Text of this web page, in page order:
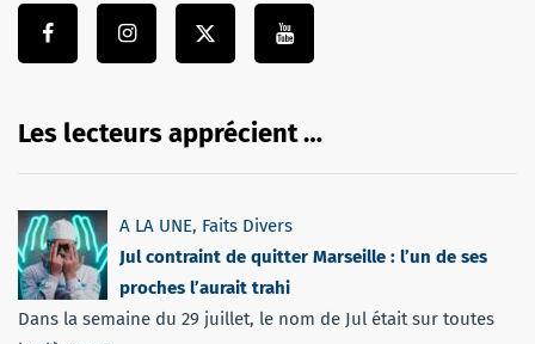
Les lecteurs apprécient …
A LA UNE, Faits Divers
Jul contraint de quitter Marseille : l’un de ses
proches l’aurait trahi
Dans la semaine du 29 juillet, le nom de Jul était sur toutes